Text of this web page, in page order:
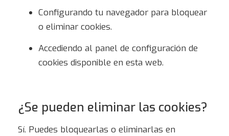
Configurando tu navegador para bloquear
o eliminar cookies.
Accediendo al panel de configuración de
cookies disponible en esta web.
¿Se pueden eliminar las cookies?
Sí. Puedes bloquearlas o eliminarlas en